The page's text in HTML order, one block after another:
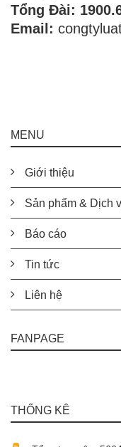
Tổng Đài:
Email:
MENU
Giới thiệu
Sản phẩm & Dịch
Báo cáo
Tin tức
Liên hệ
FANPAGE
THỐNG KÊ